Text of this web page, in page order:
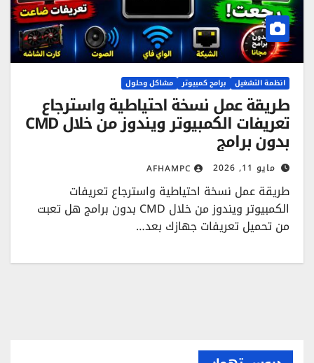
انظمة التشغيل برامج كمبيوتر مشاكل وحلول
طريقة عمل نسخة احتياطية واسترجاع
تعريفات الكمبيوتر ويندوز من خلال CMD
بدون برامج
مايو 11, 2026 AFHAMPC
طريقة عمل نسخة احتياطية واسترجاع تعريفات
الكمبيوتر ويندوز من خلال CMD بدون برامج هل تعبت
من تحميل تعريفات جهازك بعد…